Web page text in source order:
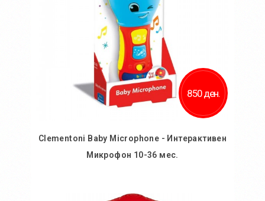
850 ден.
Clementoni Baby Microphone - Интерактивен
Микрофон 10-36 мес.
Во кошничка